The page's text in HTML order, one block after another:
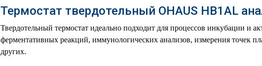
Термостат твердотельный OHAUS HB1AL
Твердотельный термостат идеально подходит для процессов инкубации и
ферментативных реакций, иммунологических анализов, измерения точек
других.